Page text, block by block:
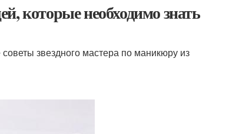
которые необходимо знать
звездного мастера по маникюру из